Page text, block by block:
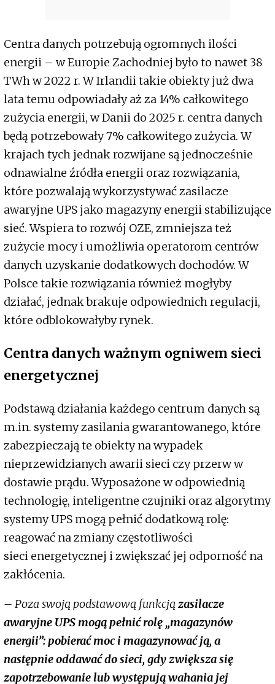
Centra danych potrzebują ogromnych ilości
energii – w Europie Zachodniej było to nawet 38
TWh w 2022 r. W Irlandii takie obiekty już dwa
lata temu odpowiadały aż za 14% całkowitego
zużycia energii, w Danii do 2025 r. centra danych
będą potrzebowały 7% całkowitego zużycia. W
krajach tych jednak rozwijane są jednocześnie
odnawialne źródła energii oraz rozwiązania,
które pozwalają wykorzystywać zasilacze
awaryjne UPS jako magazyny energii stabilizujące
sieć. Wspiera to rozwój OZE, zmniejsza też
zużycie mocy i umożliwia operatorom centrów
danych uzyskanie dodatkowych dochodów. W
Polsce takie rozwiązania również mogłyby
działać, jednak brakuje odpowiednich regulacji,
które odblokowałyby rynek.
Centra danych ważnym ogniwem sieci
energetycznej
Podstawą działania każdego centrum danych są
m.in. systemy zasilania gwarantowanego, które
zabezpieczają te obiekty na wypadek
nieprzewidzianych awarii sieci czy przerw w
dostawie prądu. Wyposażone w odpowiednią
technologię, inteligentne czujniki oraz algorytmy
systemy UPS mogą pełnić dodatkową rolę:
reagować na zmiany częstotliwości
sieci energetycznej i zwiększać jej odporność na
zakłócenia.
– Poza swoją podstawową funkcją zasilacze
awaryjne UPS mogą pełnić rolę „magazynów
energii”: pobierać moc i magazynować ją, a
następnie oddawać do sieci, gdy zwiększa się
zapotrzebowanie lub występują wahania jej